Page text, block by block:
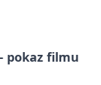
pokaz filmu